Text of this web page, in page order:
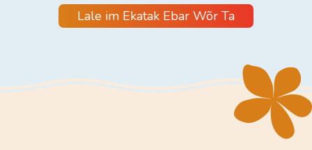
Lale im Ekatak Ebar Wõr Ta